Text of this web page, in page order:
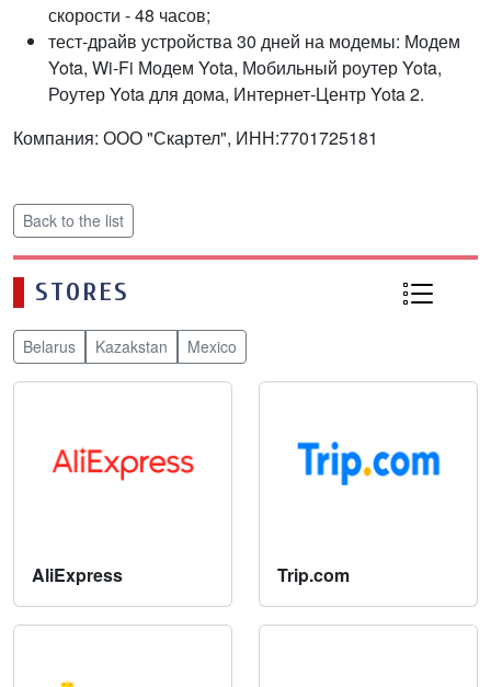
скорости - 48 часов;
тест-драйв устройства 30 дней на модемы: Модем
Yota, Wi-Fi Модем Yota, Мобильный роутер Yota,
Роутер Yota для дома, Интернет-Центр Yota 2.
Компания: ООО "Скартел", ИНН:7701725181
Back to the list
STORES
Belarus Kazakstan Mexico
AliExpress Trip.com